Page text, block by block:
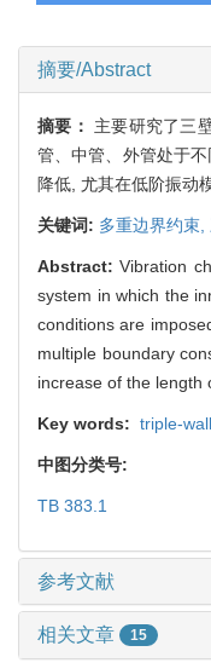
摘要/Abstract
摘要： 主要研究了三
管、中管、外管处于
降低, 尤其在低阶振动
关键词: 多重边界约束,
Abstract:Vibration
system in which the
conditions are
multiple boundary
increase of the length
Key words: triple-
中图分类号:
TB 383.1
参考文献
相关文章 15